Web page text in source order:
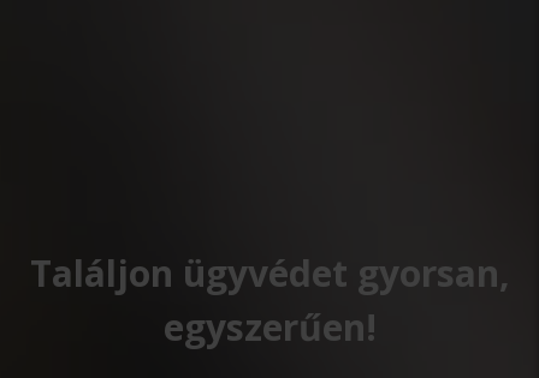
Találjon ügyvédet gyorsan,
egyszerűen!